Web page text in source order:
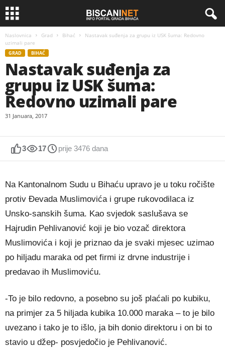
Naslovnica Grad Bihać
Nastavak suđenja za grupu iz USK šuma: Redovno
uzimali pare
GRAD BIHAĆ
Nastavak suđenja za
grupu iz USK šuma:
Redovno uzimali pare
31 Januara, 2017
3 17 prije 3476 dana
Na Kantonalnom Sudu u Bihaću upravo je u toku ročište
protiv Đevada Muslimovića i grupe rukovodilaca iz
Unsko-sanskih šuma. Kao svjedok saslušava se
Hajrudin Pehlivanović koji je bio vozač direktora
Muslimovića i koji je priznao da je svaki mjesec uzimao
po hiljadu maraka od pet firmi iz drvne industrije i
predavao ih Muslimoviću.
-To je bilo redovno, a posebno su još plaćali po kubiku,
na primjer za 5 hiljada kubika 10.000 maraka – to je bilo
uvezano i tako je to išlo, ja bih donio direktoru i on bi to
stavio u džep- posvjedočio je Pehlivanović.